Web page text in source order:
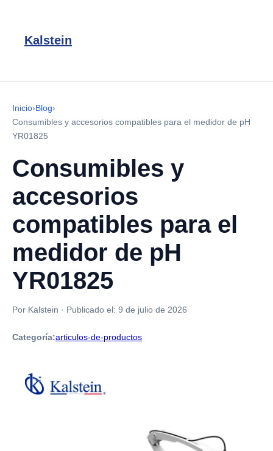
Kalstein
Inicio›Blog›
Consumibles y accesorios compatibles para el medidor de pH
YR01825
Consumibles y
accesorios
compatibles para el
medidor de pH
YR01825
Por Kalstein · Publicado el: 9 de julio de 2026
Categoría:articulos-de-productos